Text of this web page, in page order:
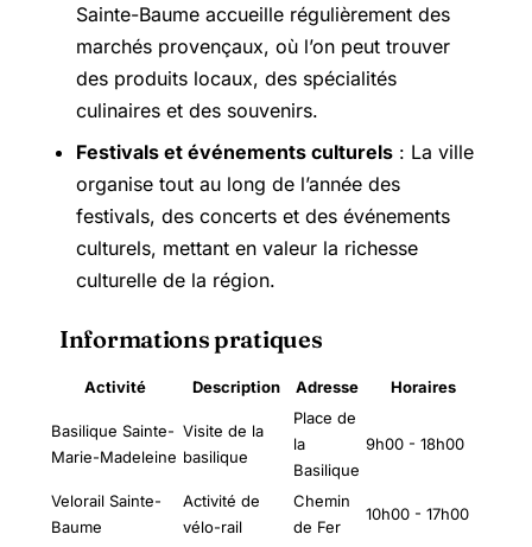
Sainte-Baume accueille régulièrement des
marchés provençaux, où l’on peut trouver
des produits locaux, des spécialités
culinaires et des souvenirs.
Festivals et événements culturels : La ville
organise tout au long de l’année des
festivals, des concerts et des événements
culturels, mettant en valeur la richesse
culturelle de la région.
Informations pratiques
Activité Description Adresse Horaires
Basilique Sainte-
Marie-Madeleine
Visite de la
basilique
Place de
la
Basilique
9h00 - 18h00
Velorail Sainte-
Baume
Activité de
vélo-rail
Chemin
de Fer
10h00 - 17h00